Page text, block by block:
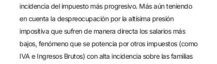
incidencia del impuesto más progresivo. Más aún teniendo
en cuenta la despreocupación por la altísima presión
impositiva que sufren de manera directa los salarios más
bajos, fenómeno que se potencia por otros impuestos (como
IVA e Ingresos Brutos) con alta incidencia sobre las familias